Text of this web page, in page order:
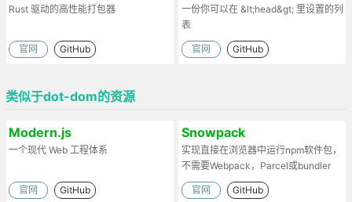
Rust 驱动的高性能打包器
官网 GitHub
一份你可以在 &lt;head&gt; 里设置的列
表
官网 GitHub
类似于dot-dom的资源
Modern.js
一个现代 Web 工程体系
官网 GitHub
Snowpack
实现直接在浏览器中运行npm软件包，
不需要Webpack，Parcel或bundler
官网 GitHub